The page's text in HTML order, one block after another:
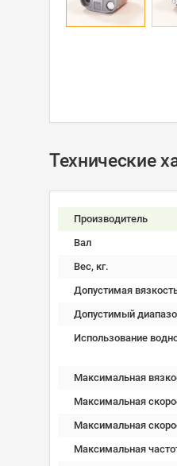
Технические
Производитель
Вал
Вес, кг.
Допустимая
Допустимый
Использование
Максимальная
Максимальная
Максимальная
Максимальная